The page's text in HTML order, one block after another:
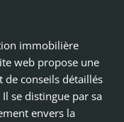
immobilière
web propose une
de conseils détaillés
se distingue par sa
envers la